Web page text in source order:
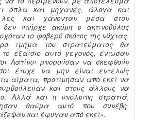
όπλα και μηχανές, άλογα και
λες και χάνονταν μέσα στον
υπήρχε ακόμη ο ακτινοβόλος
το φοβερό σκότος της νύχτας,
τμήμα του στρατεύματος θα
εξαίσιο αυτό γεγονός, ένιωσαν
Λατίνοι μπορούσαν να σκεφθούν
έτυχε να μην είναι εντελώς
αίματα, προτίμησαν από εκεί να
και στους άλλους να
Αλλά και η υπόλοιπη στρατιά,
θαύμα αυτό που συνέβη,
και έφυγαν από εκεί».